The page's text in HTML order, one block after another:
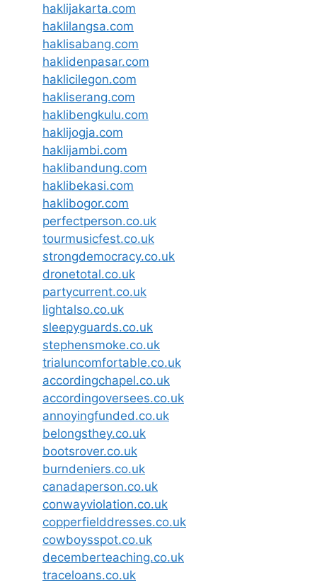
haklijakarta.com
haklilangsa.com
haklisabang.com
haklidenpasar.com
haklicilegon.com
hakliserang.com
haklibengkulu.com
haklijogja.com
haklijambi.com
haklibandung.com
haklibekasi.com
haklibogor.com
perfectperson.co.uk
tourmusicfest.co.uk
strongdemocracy.co.uk
dronetotal.co.uk
partycurrent.co.uk
lightalso.co.uk
sleepyguards.co.uk
stephensmoke.co.uk
trialuncomfortable.co.uk
accordingchapel.co.uk
accordingoversees.co.uk
annoyingfunded.co.uk
belongsthey.co.uk
bootsrover.co.uk
burndeniers.co.uk
canadaperson.co.uk
conwayviolation.co.uk
copperfielddresses.co.uk
cowboysspot.co.uk
decemberteaching.co.uk
traceloans.co.uk